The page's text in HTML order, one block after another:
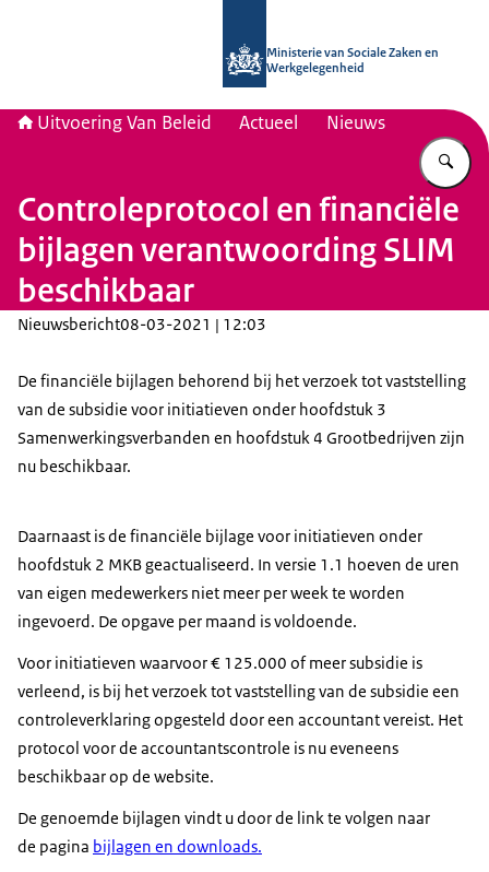
Ministerie van Sociale Zaken en
Werkgelegenheid
Uitvoering Van Beleid Actueel Nieuws
Controleprotocol en financiële
bijlagen verantwoording SLIM
beschikbaar
Nieuwsbericht08-03-2021 | 12:03
De financiële bijlagen behorend bij het verzoek tot vaststelling
van de subsidie voor initiatieven onder hoofdstuk 3
Samenwerkingsverbanden en hoofdstuk 4 Grootbedrijven zijn
nu beschikbaar.
Daarnaast is de financiële bijlage voor initiatieven onder
hoofdstuk 2 MKB geactualiseerd. In versie 1.1 hoeven de uren
van eigen medewerkers niet meer per week te worden
ingevoerd. De opgave per maand is voldoende.
Voor initiatieven waarvoor € 125.000 of meer subsidie is
verleend, is bij het verzoek tot vaststelling van de subsidie een
controleverklaring opgesteld door een accountant vereist. Het
protocol voor de accountantscontrole is nu eveneens
beschikbaar op de website.
De genoemde bijlagen vindt u door de link te volgen naar
de pagina bijlagen en downloads.